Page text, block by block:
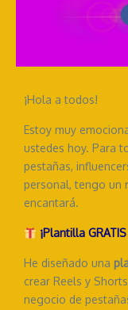
¡Hola a todos!
Estoy muy
ustedes hoy. Para
pestañas,
personal, tengo un
encantará.
¡Plantilla
He diseñado una
crear Reels y
negocio de